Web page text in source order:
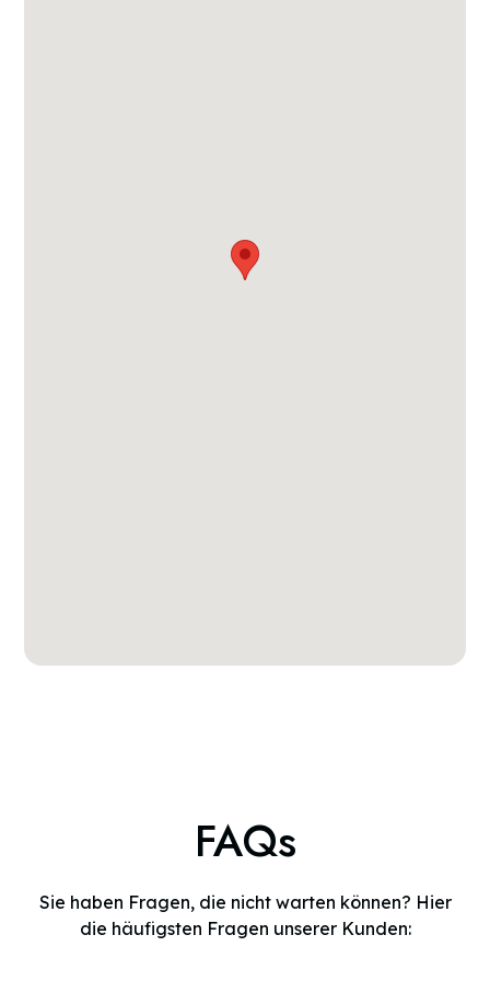
FAQs
Sie haben Fragen, die nicht warten können? Hier
die häufigsten Fragen unserer Kunden: